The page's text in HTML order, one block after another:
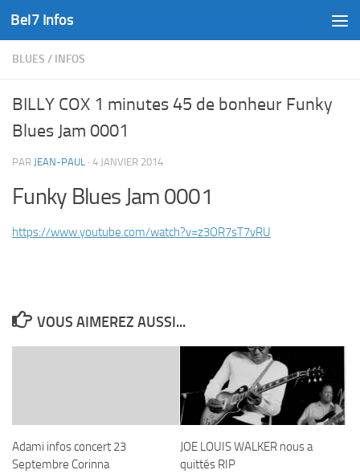
Skip to content
Bel7 Infos
BLUES / INFOS
BILLY COX 1 minutes 45 de bonheur Funky
Blues Jam 0001
PAR JEAN-PAUL · 4 JANVIER 2014
Funky Blues Jam 0001
https://www.youtube.com/watch?v=z3OR7sT7vRU
VOUS AIMEREZ AUSSI...
Adami infos concert 23
Septembre Corinna
JOE LOUIS WALKER nous a
quittés RIP